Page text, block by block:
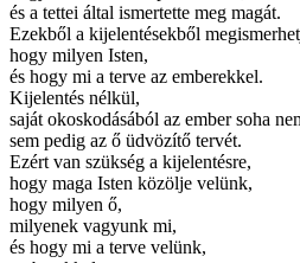
és a tettei által ismertette meg magát.
Ezekből a kijelentésekből
hogy milyen Isten,
és hogy mi a terve az emberekkel.
Kijelentés nélkül,
saját okoskodásából az ember soha
sem pedig az ő üdvözítő tervét.
Ezért van szükség a kijelentésre,
hogy maga Isten közölje velünk,
hogy milyen ő,
milyenek vagyunk mi,
és hogy mi a terve velünk,